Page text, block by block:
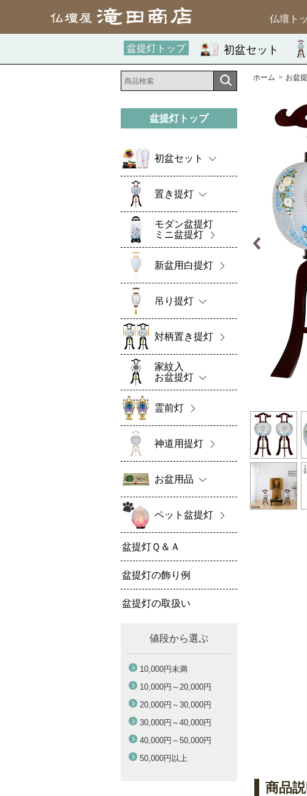
仏壇ト
盆提灯トップ 初盆セット
ホーム お盆
商品
盆提灯トップ
初盆セット
置き提灯
モダン盆提灯
ミニ盆提灯
新盆用白提灯
吊り提灯
対柄置き提灯
家紋入
お盆提灯
霊前灯
神道用提灯
お盆用品
ペット盆提灯
盆提灯Ｑ＆Ａ
盆提灯の飾り例
盆提灯の取扱い
値段から選ぶ
10,000円未満
10,000円～ 20,000円
20,000円～ 30,000円
30,000円～ 40,000円
40,000円～ 50,000円
50,000円 以上